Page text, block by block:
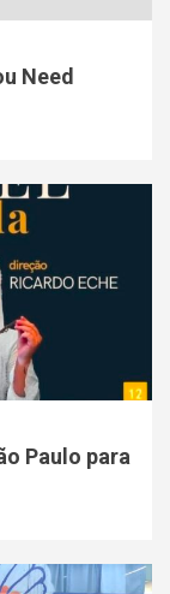
Need
Paulo para